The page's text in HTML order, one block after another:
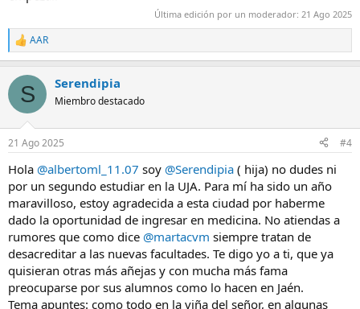
institucional y si, su univerisdad está por encima de muchas otras.
Mi madre trabaja en la UJA y yo lo que veo es que el trato con a
gente, la cernacía y la ilusión de la mayoría de los profesores y
trabajadores dan sus frutos. Por otro lado las instalaciones del
campus ya la querrían muchas universidades de renombre. Están
mejor que las de alguna privada
Última edición por un moderador: 21 Ago 2025
R
e
c
i
e
:
AAR
S Serendipia
Miembro destacado
21 Ago 2025 #4
Hola @albertoml_11.07 soy @Serendipia ( hija) no dudes ni
por un segundo estudiar en la UJA. Para mí ha sido un año
maravilloso, estoy agradecida a esta ciudad por haberme
dado la oportunidad de ingresar en medicina. No atiendas a
rumores que como dice @martacvm siempre tratan de
desacreditar a las nuevas facultades. Te digo yo a ti, que ya
quisieran otras más añejas y con mucha más fama
preocuparse por sus alumnos como lo hacen en Jaén.
Tema apuntes: como todo en la viña del señor, en algunas